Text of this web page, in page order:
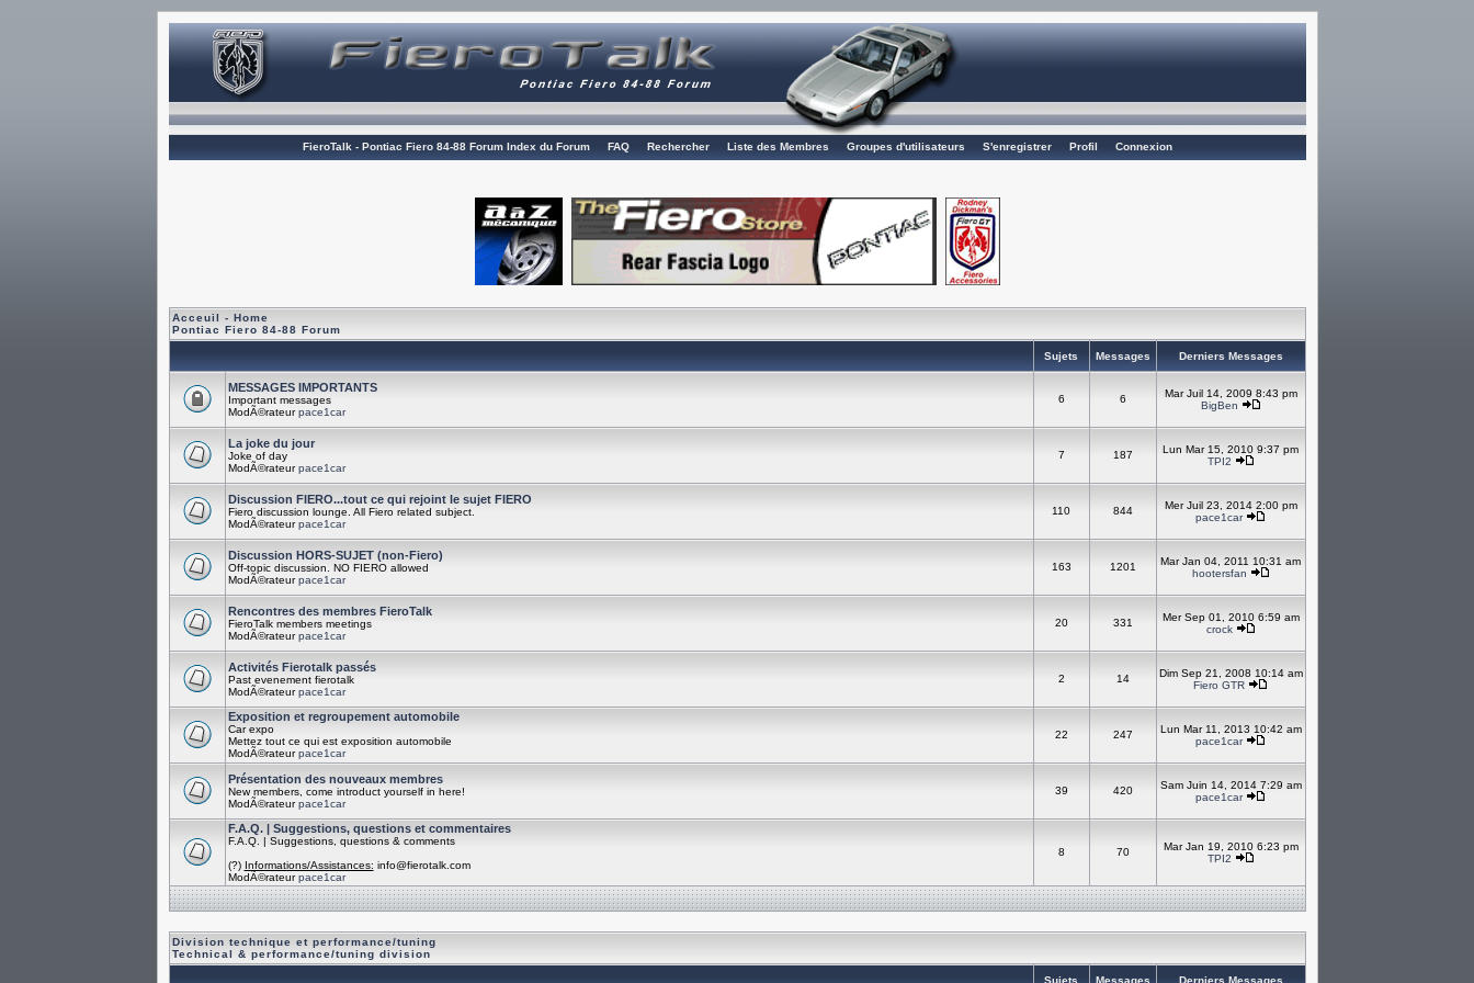
FieroTalk - Pontiac Fiero 84-88 Forum Index du Forum FAQ Rechercher Liste des Membres Groupes d'utilisateurs S'enregistrer Profil Connexion
Acceuil - Home
Pontiac Fiero 84-88 Forum
Sujets Messages Derniers Messages
MESSAGES IMPORTANTS
Important messages
ModÃ©rateurpace1car
6 6
Mar Juil 14, 2009 8:43 pm
BigBen
La joke du jour
Joke of day
ModÃ©rateurpace1car
7 187
Lun Mar 15, 2010 9:37 pm
TPI2
Discussion FIERO...tout ce qui rejoint le sujet FIERO
Fiero discussion lounge. All Fiero related subject.
ModÃ©rateurpace1car
110 844
Mer Juil 23, 2014 2:00 pm
pace1car
Discussion HORS-SUJET (non-Fiero)
Off-topic discussion. NO FIERO allowed
ModÃ©rateurpace1car
163 1201
Mar Jan 04, 2011 10:31 am
hootersfan
Rencontres des membres FieroTalk
FieroTalk members meetings
ModÃ©rateurpace1car
20 331
Mer Sep 01, 2010 6:59 am
crock
Activités Fierotalk passés
Past evenement fierotalk
ModÃ©rateurpace1car
2 14
Dim Sep 21, 2008 10:14 am
Fiero GTR
Exposition et regroupement automobile
Car expo
Mettez tout ce qui est exposition automobile
ModÃ©rateurpace1car
22 247
Lun Mar 11, 2013 10:42 am
pace1car
Présentation des nouveaux membres
New members, come introduct yourself in here!
ModÃ©rateurpace1car
39 420
Sam Juin 14, 2014 7:29 am
pace1car
F.A.Q. | Suggestions, questions et commentaires
F.A.Q. | Suggestions, questions & comments
(?) Informations/Assistances: info@fierotalk.com
ModÃ©rateurpace1car
8 70
Mar Jan 19, 2010 6:23 pm
TPI2
Division technique et performance/tuning
Technical & performance/tuning division
Sujets Messages Derniers Messages